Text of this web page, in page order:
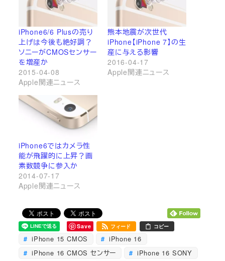
iPhone6/6 Plusの売り
上げは今後も絶好調？
ソニーがCMOSセンサー
を増産か
2015-04-08
Apple関連ニュース
熊本地震が次世代
iPhone【iPhone 7】の生
産に与える影響
2016-04-17
Apple関連ニュース
iPhone6ではカメラ性
能が飛躍的に上昇？画
素数競争に参入か
2014-07-17
Apple関連ニュース
Save フィード コピー
iPhone 15 CMOS
iPhone 16
iPhone 16 CMOS センサー
iPhone 16 SONY